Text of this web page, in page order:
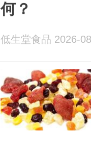
何？
低生堂食品 2026-